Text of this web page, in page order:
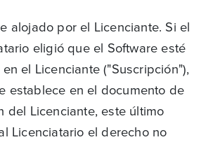
alojado por el Licenciante. Si el
eligió que el Software esté
el Licenciante ("Suscripción"),
establece en el documento de
del Licenciante, este último
Licenciatario el derecho no